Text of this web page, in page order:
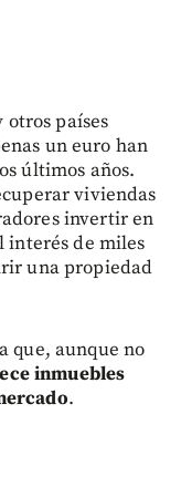
países
un euro han
últimos años.
viviendas
invertir en
interés de miles
una propiedad
que, aunque no
inmuebles
.